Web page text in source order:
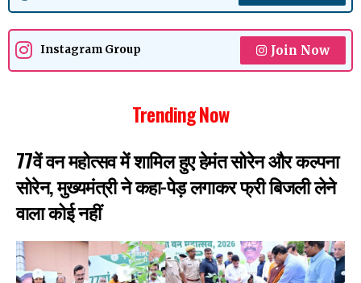
Instagram Group Join Now
Trending Now
77वें वन महोत्सव में शामिल हुए हेमंत सोरेन और कल्पना
सोरेन, मुख्यमंत्री ने कहा-पेड़ लगाकर फ्री बिजली लेने
वाला कोई नहीं